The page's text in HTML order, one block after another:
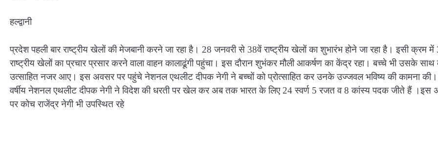
हल्द्वानी
प्रदेश पहली बार राष्ट्रीय खेलों की मेजबानी करने जा रहा है। 28 जनवरी से 38वें राष्ट्रीय खेलों का शुभारंभ होने जा रहा है। इसी क्रम में
राष्ट्रीय खेलों का प्रचार प्रसार करने वाला वाहन कालाढूंगी पहुंचा। इस दौरान शुभंकर मौली आकर्षण का केंद्र रहा। बच्चे भी उसके साथ
उत्साहित नजर आए। इस अवसर पर पहुंचे नेशनल एथलीट दीपक नेगी ने बच्चों को प्रोत्साहित कर उनके उज्जवल भविष्य की कामना
वर्षीय नेशनल एथलीट दीपक नेगी ने विदेश की धरती पर खेल कर अब तक भारत के लिए 24 स्वर्ण 5 रजत व 8 कांस्य पदक जीते हैं ।इस
पर कोच राजेंद्र नेगी भी उपस्थित रहे